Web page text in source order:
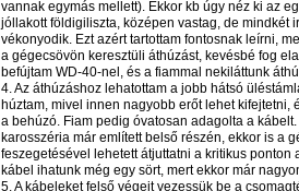
vannak egymás mellett). Ekkor kb úgy néz ki az
jóllakott földigiliszta, középen vastag, de mindkét
vékonyodik. Ezt azért tartottam fontosnak leírni,
a gégecsövön keresztüli áthúzást, kevésbé fog
befújtam WD-40-nel, és a fiammal nekiláttunk
4. Az áthúzáshoz lehatottam a jobb hátsó
húztam, mivel innen nagyobb erőt lehet kifejtetni,
a behúzó. Fiam pedig óvatosan adagolta a
karosszéria már említett belső részén, ekkor is a
feszegetésével lehetett átjuttatni a kritikus ponton
kábel ihatunk még egy sört, mert ekkor már
5. A kábeleket felső végeit vezessük be a